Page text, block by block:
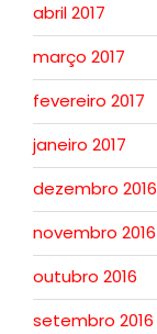
abril 2017
março 2017
fevereiro 2017
janeiro 2017
dezembro 2016
novembro 2016
outubro 2016
setembro 2016